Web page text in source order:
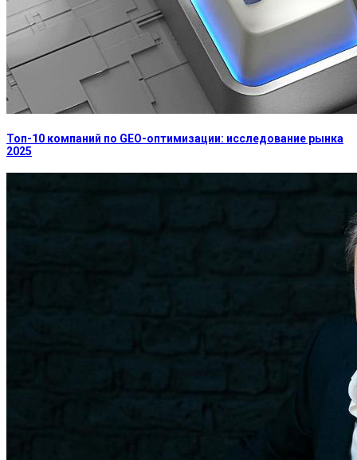
Топ-10 компаний по GEO-оптимизации: исследование рынка
2025